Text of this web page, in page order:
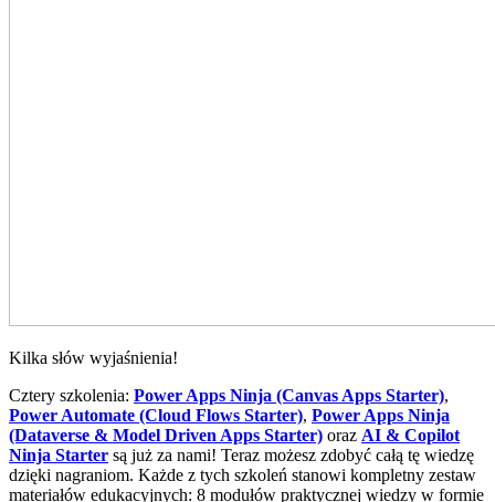
Kilka słów wyjaśnienia!
Cztery szkolenia: Power Apps Ninja (Canvas Apps Starter),
Power Automate (Cloud Flows Starter), Power Apps Ninja
(Dataverse & Model Driven Apps Starter) oraz AI & Copilot
Ninja Starter są już za nami! Teraz możesz zdobyć całą tę wiedzę
dzięki nagraniom. Każde z tych szkoleń stanowi kompletny zestaw
materiałów edukacyjnych: 8 modułów praktycznej wiedzy w formie